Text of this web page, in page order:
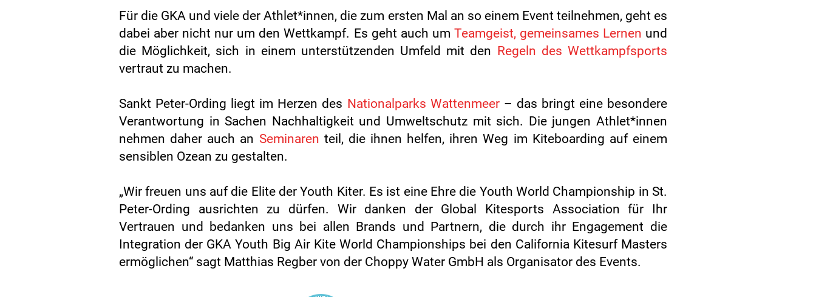
Für die GKA und viele der Athlet*innen, die zum ersten Mal an so einem Event teilnehmen, geht es
dabei aber nicht nur um den Wettkampf. Es geht auch um Teamgeist, gemeinsames Lernen und
die Möglichkeit, sich in einem unterstützenden Umfeld mit den Regeln des Wettkampfsports
vertraut zu machen.
Sankt Peter-Ording liegt im Herzen des Nationalparks Wattenmeer– das bringt eine besondere
Verantwortung in Sachen Nachhaltigkeit und Umweltschutz mit sich. Die jungen Athlet*innen
nehmen daher auch an Seminaren teil, die ihnen helfen, ihren Weg im Kiteboarding auf einem
sensiblen Ozean zu gestalten.
„Wir freuen uns auf die Elite der Youth Kiter. Es ist eine Ehre die Youth World Championship in St.
Peter-Ording ausrichten zu dürfen. Wir danken der Global Kitesports Association für Ihr
Vertrauen und bedanken uns bei allen Brands und Partnern, die durch ihr Engagement die
Integration der GKA Youth Big Air Kite World Championships bei den California Kitesurf Masters
ermöglichen“ sagt Matthias Regber von der Choppy Water GmbH als Organisator des Events.